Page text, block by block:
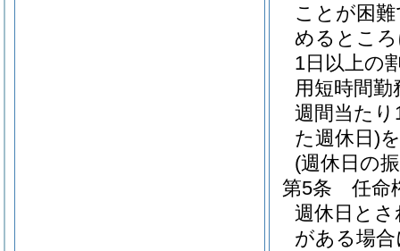
ことが困
めるとこ
1日以上の
用短時間
週間当た
た週休日)
(週休日の
第5条
任命
週休日と
がある場